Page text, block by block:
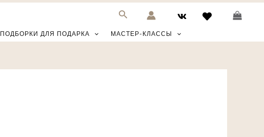
ПОДБОРКИ ДЛЯ ПОДАРКА МАСТЕР-КЛАССЫ